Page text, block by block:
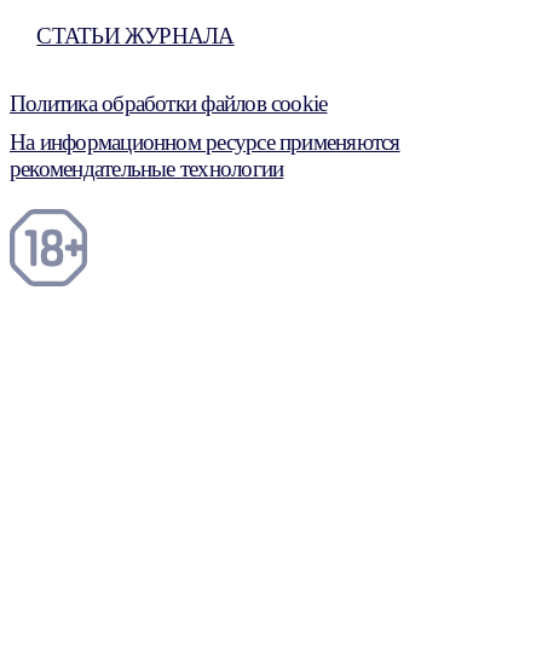
СТАТЬИ ЖУРНАЛА
Политика обработки файлов cookie
На информационном ресурсе применяются
рекомендательные технологии